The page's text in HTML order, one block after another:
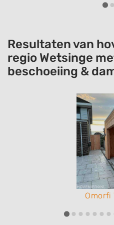
Resultaten van
regio Wetsinge
beschoeiing &
Omorfi